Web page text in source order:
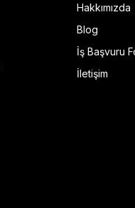
Hakkımızda
Blog
İş Başvuru
İletişim